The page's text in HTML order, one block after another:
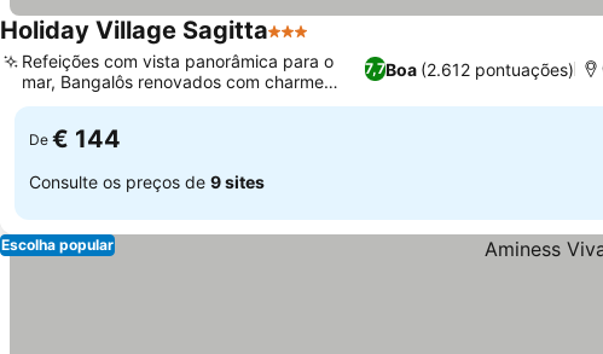
Holiday Village Sagitta3 Estrelas
7,7Boa (2.612 pontuações)
Refeições com vista panorâmica para o
mar, Bangalôs renovados com charme
dálmata
De € 144
Consulte os preços de 9 sites
Escolha popular